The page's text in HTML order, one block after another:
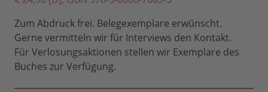
Zum Abdruck frei. Belegexemplare erwünscht.
Gerne vermitteln wir für Interviews den Kontakt.
Für Verlosungsaktionen stellen wir Exemplare des
Buches zur Verfügung.